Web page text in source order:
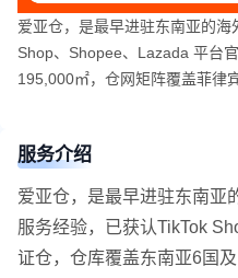
爱亚仓，是最早进驻东南亚的
Shop、Shopee、Lazada 平台
195,000㎡，仓网矩阵覆盖菲律
新加坡、日本七大核心市场。
亚仓为美妆、家清、母婴、3C
专业出海解决方案。
服务介绍
爱亚仓，是最早进驻东南亚
服务经验，已获认TikTok
证仓，仓库覆盖东南亚6国